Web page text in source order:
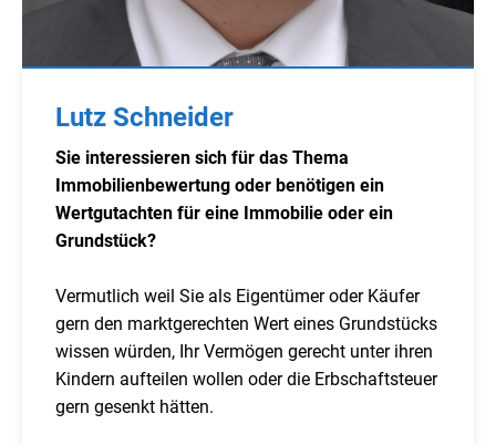
Lutz Schneider
Sie interessieren sich für das Thema
Immobilienbewertung oder benötigen ein
Wertgutachten für eine Immobilie oder ein
Grundstück?
Vermutlich weil Sie als Eigentümer oder Käufer
gern den marktgerechten Wert eines Grundstücks
wissen würden, Ihr Vermögen gerecht unter ihren
Kindern aufteilen wollen oder die Erbschaftsteuer
gern gesenkt hätten.